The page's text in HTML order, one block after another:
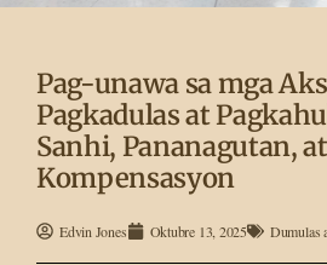
Pag-unawa sa mga
Pagkadulas at
Sanhi, Pananagutan, at
Kompensasyon
Edvin Jones Oktubre 13, 2025 Dumulas